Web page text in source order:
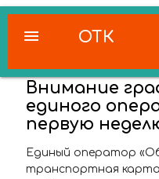
ОТК
menu
Внимание
единого
первую
Единый оператор
транспортная